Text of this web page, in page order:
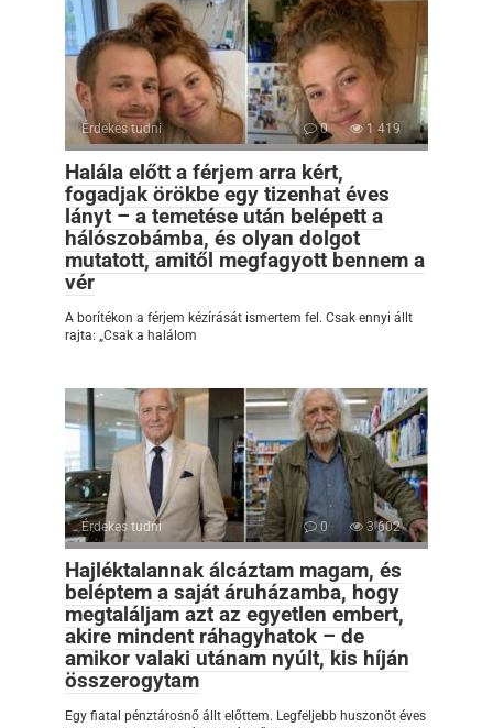
Érdekes tudni 0 1 419
Halála előtt a férjem arra kért,
fogadjak örökbe egy tizenhat éves
lányt – a temetése után belépett a
hálószobámba, és olyan dolgot
mutatott, amitől megfagyott bennem a
vér
A borítékon a férjem kézírását ismertem fel. Csak ennyi állt
rajta: „Csak a halálom
Érdekes tudni 0 3 602
Hajléktalannak álcáztam magam, és
beléptem a saját áruházamba, hogy
megtaláljam azt az egyetlen embert,
akire mindent ráhagyhatok – de
amikor valaki utánam nyúlt, kis híján
összerogytam
Egy fiatal pénztárosnő állt előttem. Legfeljebb huszonöt éves